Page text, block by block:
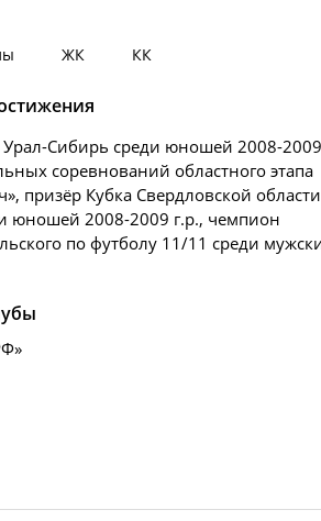
ЖК КК
Урал-Сибирь среди юношей 2008-2009
соревнований областного этапа
призёр Кубка Свердловской
юношей 2008-2009 г.р., чемпион
по футболу 11/11 среди